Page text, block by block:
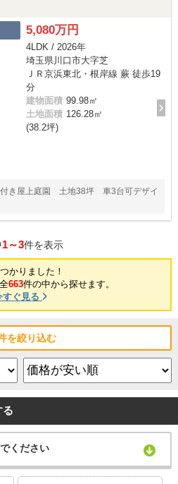
5,080万円
4LDK / 2026年
埼玉県川口市大字芝
ＪＲ京浜東北・根岸線 蕨 徒歩19
分
建物面積 99.98㎡
土地面積 126.28㎡
(38.2坪)
付き屋上庭園 土地38坪 車3台可デザイ
1～3件を表示
かりました！
663件の中から探せます。
すぐ見る
を絞り込む
る
ください